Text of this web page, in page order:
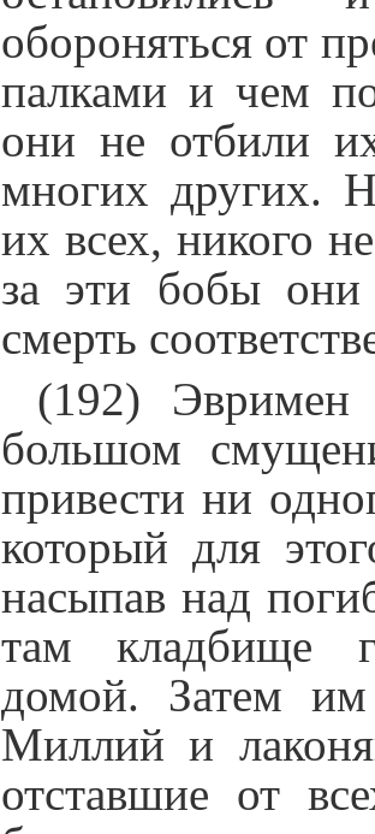
обороняться от
палками и чем
они не отбили
многих других.
их всех, никого
за эти бобы они
смерть
(192)
большом
привести ни
который для
насыпав над
там кладбище
домой. Затем им
Миллий и
отставшие от